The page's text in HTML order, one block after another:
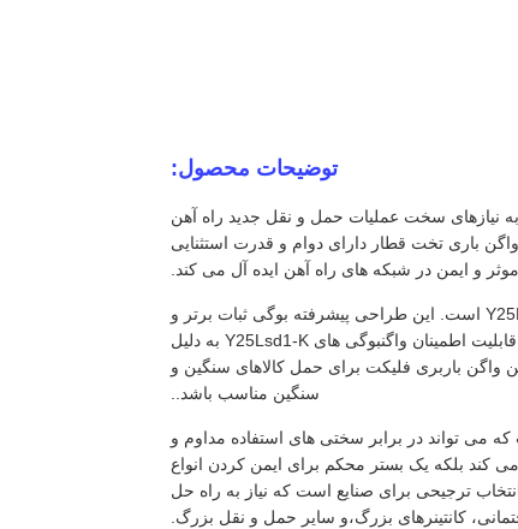
توضیحات محصول:
سخت عملیات حمل و نقل جدید راه آهن
باری تخت قطار دارای دوام و قدرت استثنایی
و ایمن در شبکه های راه آهن ایده آل می کند.
یکی از ویژگی های برجسته این واگن تخت راه آهن استفاده از نوع بوگی Y25Lsd1-K است. این طراحی پیشرفته بوگی ثبات برتر و
عملکرد بدون مشکل را در سرعت های بالا تضمین می کند.افزایش عملکرد کلی و قابلیت اطمینان واگنبوگی های Y25Lsd1-K به دلیل
واگن باربری فلیکت برای حمل کالاهای سنگین و
سنگین مناسب باشد..
می تواند در برابر سختی های استفاده مداوم و
بلکه یک بستر محکم برای ایمن کردن انواع
ترجیحی برای صنایع است که نیاز به راه حل
کانتینرهای بزرگ،و سایر حمل و نقل بزرگ.